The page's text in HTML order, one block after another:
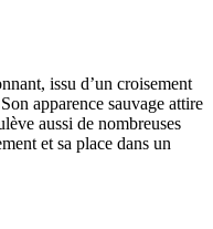
issu d’un croisement
apparence sauvage attire
aussi de nombreuses
et sa place dans un